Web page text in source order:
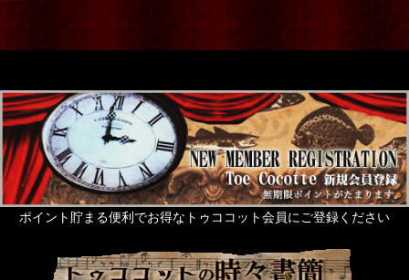
ポイント貯まる便利でお得なトゥココット会員にご登録ください